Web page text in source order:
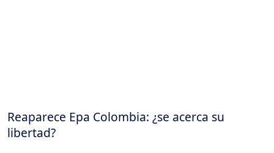
Reaparece Epa Colombia: ¿se acerca su
libertad?